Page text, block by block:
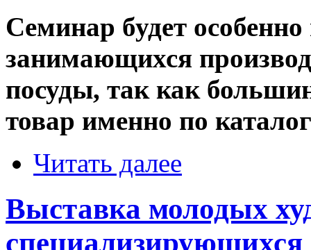
Семинар будет
занимающихся
посуды, так как
товар именно по
Читать далее
Выставка молодых